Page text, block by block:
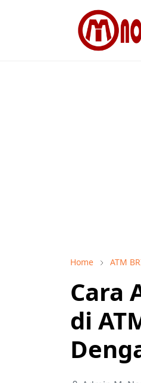
Home ATM
Cara
di